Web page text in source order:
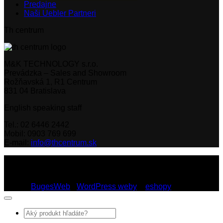
Predajne
Naši Uebler Partneri
info@thcentrum.sk
BugesWeb WordPress weby eshopy
Hľadať: